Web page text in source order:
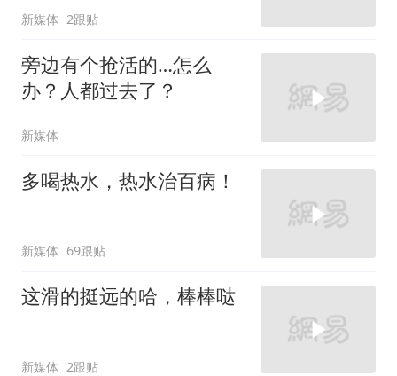
新媒体 2跟贴
旁边有个抢活的…怎么
办？人都过去了？
新媒体
多喝热水，热水治百病！
新媒体 69跟贴
这滑的挺远的哈，棒棒哒
新媒体 2跟贴